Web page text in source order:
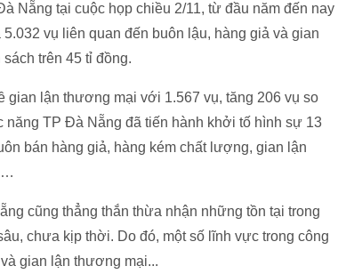
Nẵng tại cuộc họp chiều 2/11, từ đầu năm đến nay
vụ liên quan đến buôn lậu, hàng giả và gian
trên 45 tỉ đồng.
gian lận thương mại với 1.567 vụ, tăng 206 vụ so
TP Đà Nẵng đã tiến hành khởi tố hình sự 13
bán hàng giả, hàng kém chất lượng, gian lận
cũng thẳng thắn thừa nhận những tồn tại trong
chưa kịp thời. Do đó, một số lĩnh vực trong công
gian lận thương mại...